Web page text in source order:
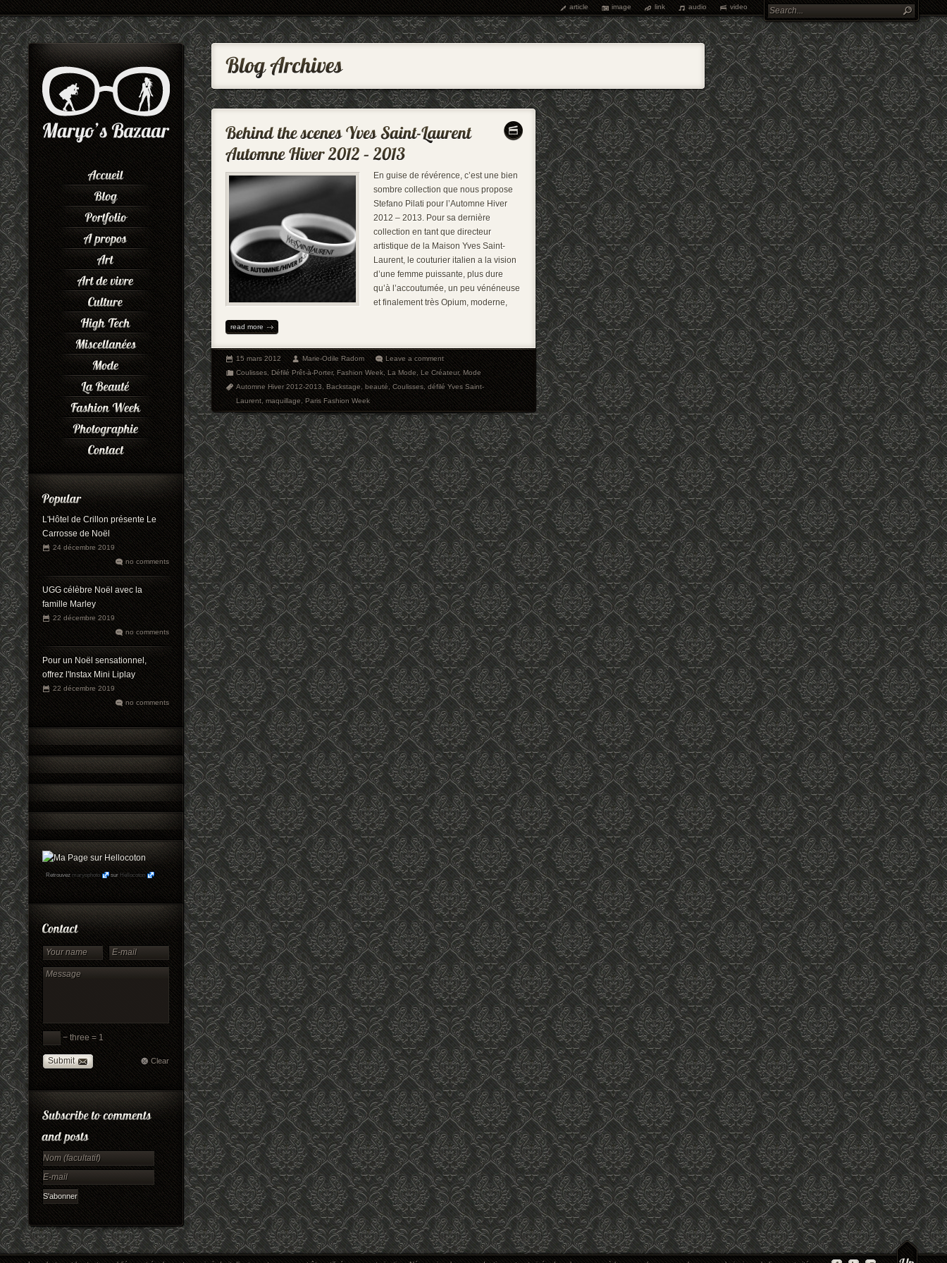
article image link audio video
L'Hôtel de Crillon présente Le
Carrosse de Noël
24 décembre 2019
no comments
UGG célèbre Noël avec la
famille Marley
22 décembre 2019
no comments
Pour un Noël sensationnel,
offrez l'Instax Mini Liplay
22 décembre 2019
no comments
Retrouvez maryophoto sur Hellocoton
− three = 1
Submit Clear
En guise de révérence, c’est une bien
sombre collection que nous propose
Stefano Pilati pour l’Automne Hiver
2012 – 2013. Pour sa dernière
collection en tant que directeur
artistique de la Maison Yves Saint-
Laurent, le couturier italien a la vision
d’une femme puissante, plus dure
qu’à l’accoutumée, un peu vénéneuse
et finalement très Opium, moderne,
read more
15 mars 2012 Marie-Odile Radom
Leave a comment
Coulisses,Défilé Prêt-à-Porter,Fashion Week,La Mode,Le Créateur,Mode
Automne Hiver 2012-2013,Backstage,beauté,Coulisses,défilé Yves Saint-
Laurent,maquillage,Paris Fashion Week